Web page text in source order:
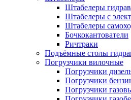
Штабелеры
Штабелеры с
Штабелеры
Бочкокантователи
Ричтраки
Подъёмные столы
Погрузчики вилочные
Погрузчики
Погрузчики
Погрузчики